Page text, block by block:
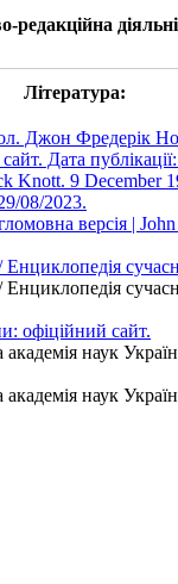
редакційна
Література:
Джон Фредерік
Дата
Knott. 9 December
08/2023.
версія |
офіційний сайт.
наук
наук